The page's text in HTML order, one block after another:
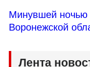
Минувшей ночью
Воронежской
Лента